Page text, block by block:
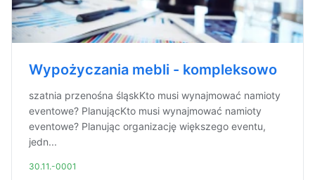
Wypożyczania mebli - kompleksowo
szatnia przenośna śląskKto musi wynajmować namioty
eventowe? PlanującKto musi wynajmować namioty
eventowe? Planując organizację większego eventu,
jedn...
30.11.-0001